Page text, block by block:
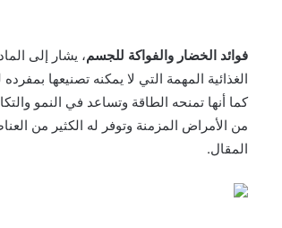
فوائد الخضار والفواكة للجسم، يشار إلى
الغذائية المهمة التي لا يمكنه تصنيعها
كما أنها تمنحه الطاقة وتساعد في النمو
من الأمراض المزمنة وتوفر له الكثير من
المقال.